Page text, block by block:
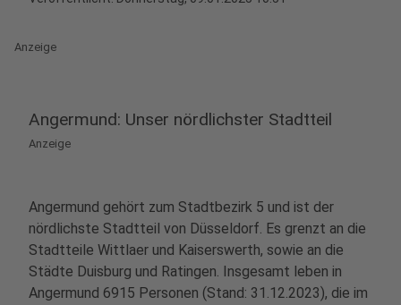
Anzeige
Angermund: Unser nördlichster Stadtteil
Anzeige
Angermund gehört zum Stadtbezirk 5 und ist der
nördlichste Stadtteil von Düsseldorf. Es grenzt an die
Stadtteile Wittlaer und Kaiserswerth, sowie an die
Städte Duisburg und Ratingen. Insgesamt leben in
Angermund 6915 Personen (Stand: 31.12.2023), die im